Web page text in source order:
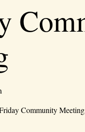
Community